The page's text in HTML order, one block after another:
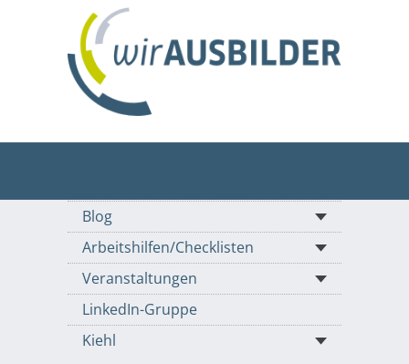
Blog
Arbeitshilfen/Checklisten
Veranstaltungen
LinkedIn-Gruppe
Kiehl